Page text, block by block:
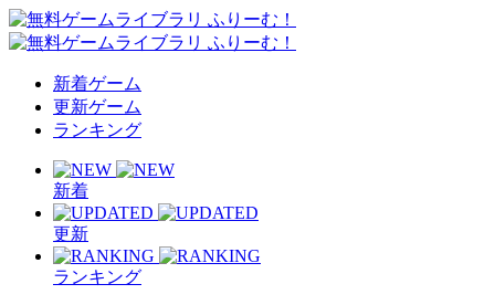
新着ゲーム
更新ゲーム
ランキング
新着
更新
ランキング